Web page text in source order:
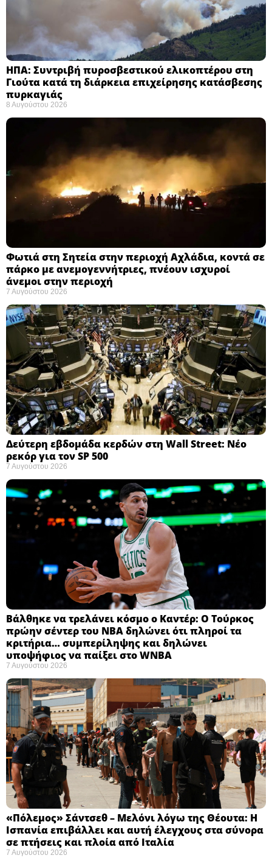
ΗΠΑ: Συντριβή πυροσβεστικού ελικοπτέρου στη
Γιούτα κατά τη διάρκεια επιχείρησης κατάσβεσης
πυρκαγιάς ​
8 Αυγούστου 2026
Φωτιά στη Σητεία στην περιοχή Αχλάδια, κοντά σε
πάρκο με ανεμογεννήτριες, πνέουν ισχυροί
άνεμοι στην περιοχή
7 Αυγούστου 2026
Δεύτερη εβδομάδα κερδών στη Wall Street: Νέο
ρεκόρ για τον SP 500
7 Αυγούστου 2026
Βάλθηκε να τρελάνει κόσμο ο Καντέρ: Ο Τούρκος
πρώην σέντερ του NBA δηλώνει ότι πληροί τα
κριτήρια… συμπερίληψης και δηλώνει
υποψήφιος να παίξει στο WNBA
7 Αυγούστου 2026
«Πόλεμος» Σάντσεθ – Μελόνι λόγω της Θέουτα: Η
Ισπανία επιβάλλει και αυτή έλεγχους στα σύνορα
σε πτήσεις και πλοία από Ιταλία
7 Αυγούστου 2026